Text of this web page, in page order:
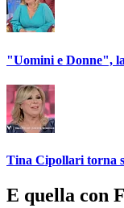
"Uomini e Donne",
Tina Cipollari torna
E quella con